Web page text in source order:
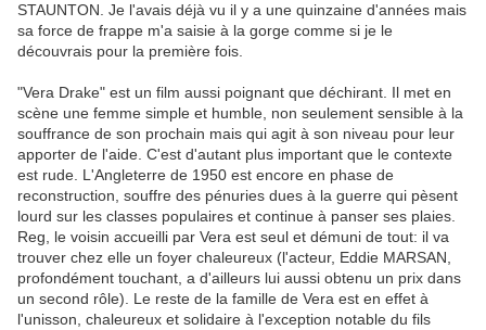
STAUNTON. Je l'avais déjà vu il y a une quinzaine d'années mais
sa force de frappe m'a saisie à la gorge comme si je le
découvrais pour la première fois.
"Vera Drake" est un film aussi poignant que déchirant. Il met en
scène une femme simple et humble, non seulement sensible à la
souffrance de son prochain mais qui agit à son niveau pour leur
apporter de l'aide. C'est d'autant plus important que le contexte
est rude. L'Angleterre de 1950 est encore en phase de
reconstruction, souffre des pénuries dues à la guerre qui pèsent
lourd sur les classes populaires et continue à panser ses plaies.
Reg, le voisin accueilli par Vera est seul et démuni de tout: il va
trouver chez elle un foyer chaleureux (l'acteur, Eddie MARSAN,
profondément touchant, a d'ailleurs lui aussi obtenu un prix dans
un second rôle). Le reste de la famille de Vera est en effet à
l'unisson, chaleureux et solidaire à l'exception notable du fils